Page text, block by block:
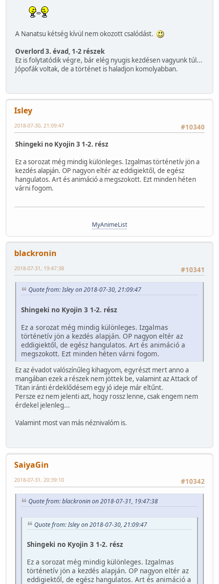
A Nanatsu kétség kívül nem okozott csalódást.
Overlord 3. évad, 1-2 részek
Ez is folytatódik végre, bár elég nyugis kezdésen vagyunk túl...
Jópofák voltak, de a történet is haladjon komolyabban.
Isley
#10340
2018-07-30, 21:09:47
Shingeki no Kyojin 3 1-2. rész
Ez a sorozat még mindig különleges. Izgalmas történetív jön a
kezdés alapján. OP nagyon eltér az eddigiektől, de egész
hangulatos. Art és animáció a megszokott. Ezt minden héten
várni fogom.
MyAnimeList
blackronin
#10341
2018-07-31, 19:47:38
Quote from: Isley on 2018-07-30, 21:09:47
Shingeki no Kyojin 3 1-2. rész
Ez a sorozat még mindig különleges. Izgalmas
történetív jön a kezdés alapján. OP nagyon eltér az
eddigiektől, de egész hangulatos. Art és animáció a
megszokott. Ezt minden héten várni fogom.
Ez az évadot valószínűleg kihagyom, egyrészt mert anno a
mangában ezek a részek nem jöttek be, valamint az Attack of
Titan iránti érdeklődésem egy jó ideje már eltűnt.
Persze ez nem jelenti azt, hogy rossz lenne, csak engem nem
érdekel jelenleg...
Valamint most van más néznivalóm is.
SaiyaGin
#10342
2018-07-31, 20:39:10
Quote from: blackronin on 2018-07-31, 19:47:38
Quote from: Isley on 2018-07-30, 21:09:47
Shingeki no Kyojin 3 1-2. rész
Ez a sorozat még mindig különleges. Izgalmas
történetív jön a kezdés alapján. OP nagyon eltér az
eddigiektől, de egész hangulatos. Art és animáció a